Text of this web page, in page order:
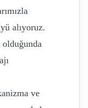
alıyoruz.
olduğunda
ve